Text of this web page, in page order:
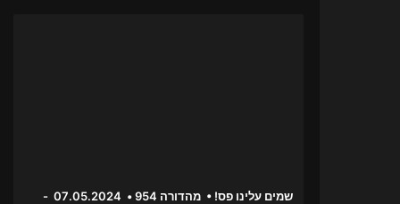
שמים עלינו פס! • מהדורה 954 • 07.05.2024 -